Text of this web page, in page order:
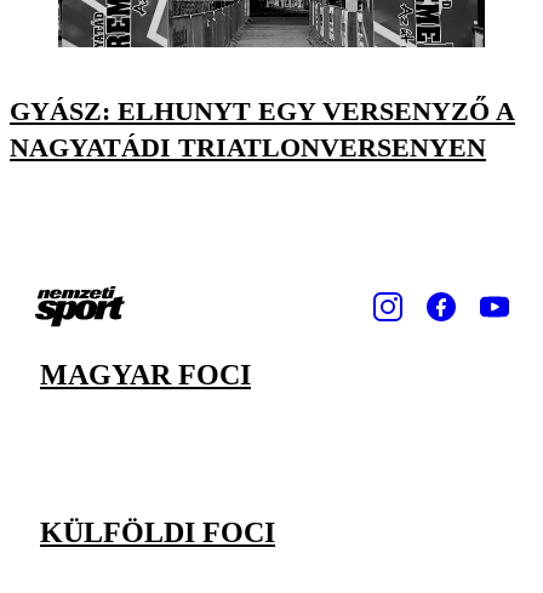
GYÁSZ: ELHUNYT EGY VERSENYZŐ A
NAGYATÁDI TRIATLONVERSENYEN
MAGYAR FOCI
KÜLFÖLDI FOCI